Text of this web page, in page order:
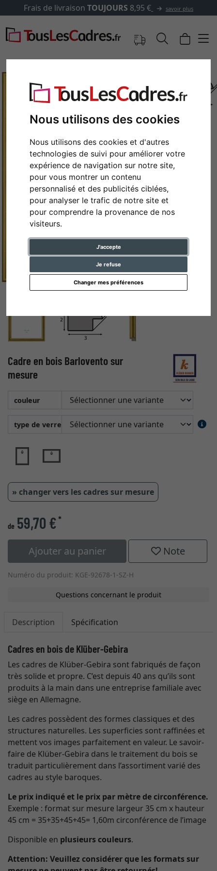
Nous utilisons des cookies
Nous utilisons des cookies et d'autres
technologies de suivi pour améliorer votre
expérience de navigation sur notre site,
pour vous montrer un contenu
personnalisé et des publicités ciblées,
pour analyser le trafic de notre site et
pour comprendre la provenance de nos
visiteurs.
J'accepte
Je refuse
Changer mes préférences
Frais de livraison TOUJOURS 8,95 € savoir plus
Retour
Cadre en bois Barlovento sur
mesure
couleur
type de verre
» changer vers les cadres sur mesure
de 59,70 €*
Ajouter au panier Note
Numéro du produit: KGE-92678-1-SZ-H
Questions concernant le produit
Description Spécification
Cadres en bois de Klüber-Gebira
Les cadres de Klüber-Gebira sont fabriqués de façon
très solide et propre. C’est depuis 40 ans qu’ils sont
produits à la main dans une entreprise familiale avec
siège en Allemagne.
Les cadres possèdent des formes classiques et des
structures naturelles. Les superficies sont raffinées et
mettent vos images parfaitement en valeur. Le savoir-
faire de Klüber-Gebira dans le traitement du bois se
traduit particulièrement dans l’assortiment varié des
cadres au style baroques.
Le prix indiqué et le prix par mètre de circonférence.
Exemple : format sur mesure largeur 35 cm x hauteur
45 cm = 35+35+45+45= 1,60m circonférence de l’image
Disponible en plusieurs couleurs.
Attention: Veuillez considérer que les formats sur